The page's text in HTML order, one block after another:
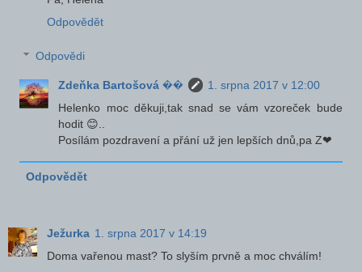
Odpovědět
Odpovědi
Zdeňka Bartošová ��
1. srpna 2017 v 12:00
Helenko moc děkuji,tak snad se vám vzoreček bude
hodit 😊..
Posílám pozdravení a přání už jen lepších dnů,pa Z❤
Odpovědět
Ježurka 1. srpna 2017 v 14:19
Doma vařenou mast? To slyším prvně a moc chválím!